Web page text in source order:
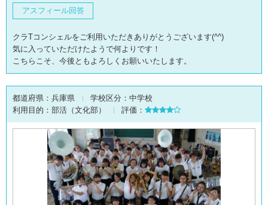
アスフィール回答
クラTコンシェルをご利用いただきありがとうございます(^^)
気に入っていただけたようで何よりです！
こちらこそ、今後ともよろしくお願いいたします。
都道府県： 兵庫県 学校区分： 中学校
利用目的： 部活（文化部） 評価：